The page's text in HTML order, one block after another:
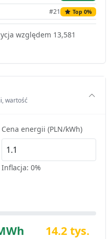
#21 Top 0%
względem 13,581
wartość
Cena energii (PLN/kWh)
Inflacja: 0%
14.2 tys.